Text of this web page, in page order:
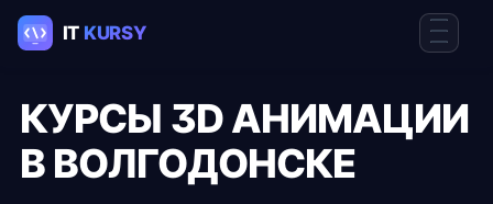
КУРСЫ 3D АНИМАЦИИ
В ВОЛГОДОНСКЕ